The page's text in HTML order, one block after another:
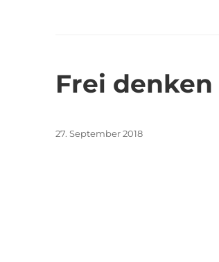
Frei denken
Veröffentlicht
27. September 2018